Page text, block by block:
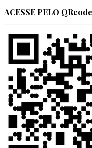
ACESSE PELO QRcode